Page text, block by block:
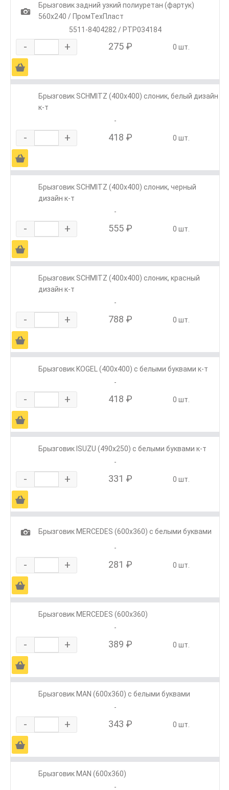
1
Брызговик задний узкий полиуретан (фартук)
560х240 / ПромТехПласт
5511-8404282 / РТР034184
- + 275 ₽ 0 шт.
Ä
Брызговик SCHMITZ (400х400) слоник, белый дизайн
к-т
-
- + 418 ₽ 0 шт.
Ä
Брызговик SCHMITZ (400х400) слоник, черный
дизайн к-т
-
- + 555 ₽ 0 шт.
Ä
Брызговик SCHMITZ (400х400) слоник, красный
дизайн к-т
-
- + 788 ₽ 0 шт.
Ä
Брызговик KOGEL (400х400) с белыми буквами к-т
-
- + 418 ₽ 0 шт.
Ä
Брызговик ISUZU (490х250) с белыми буквами к-т
-
- + 331 ₽ 0 шт.
Ä
1
Брызговик MERCEDES (600х360) с белыми буквами
-
- + 281 ₽ 0 шт.
Ä
Брызговик MERCEDES (600х360)
-
- + 389 ₽ 0 шт.
Ä
Брызговик MAN (600х360) с белыми буквами
-
- + 343 ₽ 0 шт.
Ä
Брызговик MAN (600х360)
-